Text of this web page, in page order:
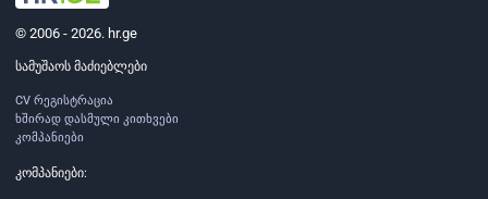
© 2006 - 2026. hr.ge
სამუშაოს მაძიებლები
CV რეგისტრაცია
ხშირად დასმული კითხვები
კომპანიები
კომპანიები: